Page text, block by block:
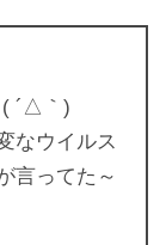
´△｀)
なウイルス
言ってた～